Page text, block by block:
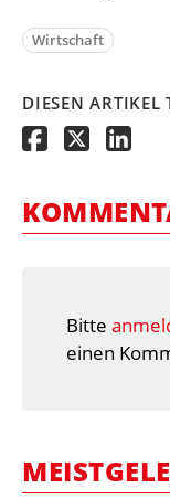
Wirtschaft
DIESEN ARTIKEL
Bitte
einen